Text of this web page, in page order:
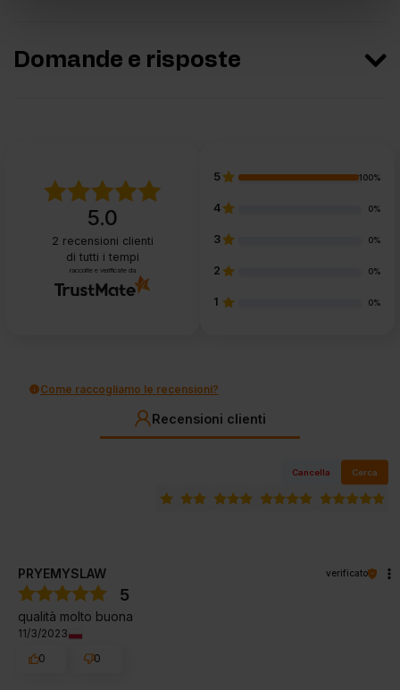
Domande e risposte
5.0
2 recensioni clienti
di tutti i tempi
raccolte e verificate da
5 100%
4 0%
3 0%
2 0%
1 0%
Come raccogliamo le recensioni?
Recensioni clienti
Cancella Cerca
PRYEMYSLAW verificato
5
qualità molto buona
11/3/2023
0
0